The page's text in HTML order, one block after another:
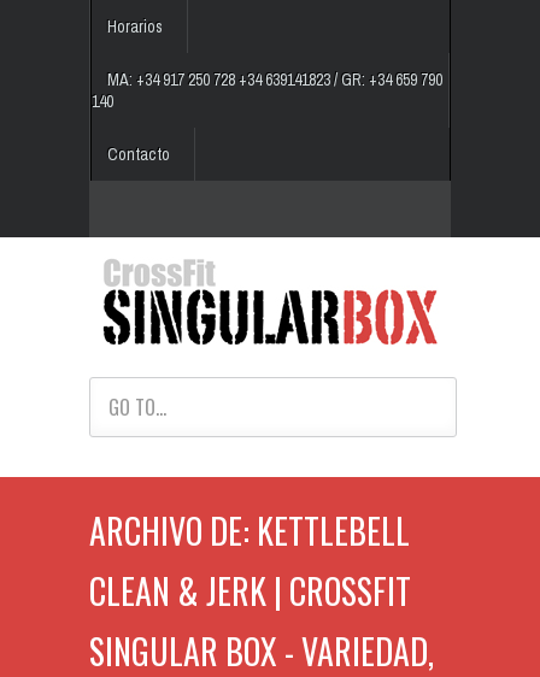
Horarios
MA: +34 917 250 728 +34 639141823 / GR: +34 659 790
140
Contacto
GO TO...
ARCHIVO DE: KETTLEBELL
CLEAN & JERK | CROSSFIT
SINGULAR BOX - VARIEDAD,